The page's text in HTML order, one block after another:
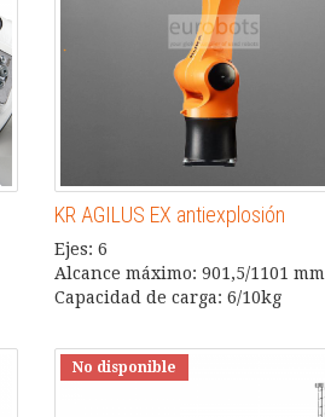
KR AGILUS EX antiexplosión
Ejes: 6
Alcance máximo: 901,5/1101 mm
Capacidad de carga: 6/10kg
No disponible